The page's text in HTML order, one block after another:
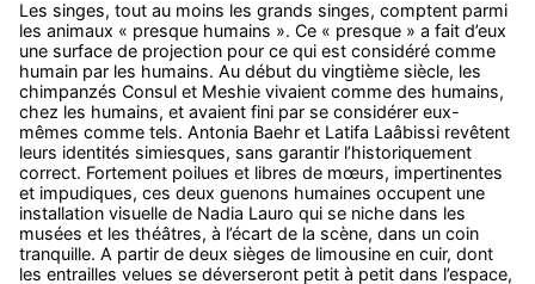
Les singes, tout au moins les grands singes, comptent parmi
les animaux « presque humains ». Ce « presque » a fait d’eux
une surface de projection pour ce qui est considéré comme
humain par les humains. Au début du vingtième siècle, les
chimpanzés Consul et Meshie vivaient comme des humains,
chez les humains, et avaient fini par se considérer eux-
mêmes comme tels. Antonia Baehr et Latifa Laâbissi revêtent
leurs identités simiesques, sans garantir l’historiquement
correct. Fortement poilues et libres de mœurs, impertinentes
et impudiques, ces deux guenons humaines occupent une
installation visuelle de Nadia Lauro qui se niche dans les
musées et les théâtres, à l’écart de la scène, dans un coin
tranquille. A partir de deux sièges de limousine en cuir, dont
les entrailles velues se déverseront petit à petit dans l’espace,